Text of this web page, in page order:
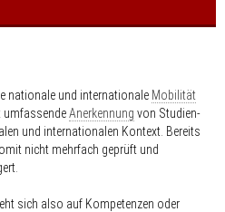
nationale und internationale Mobilität
umfassendeAnerkennung von Studien-
und internationalen Kontext. Bereits
nicht mehrfach geprüft und
sich also auf Kompetenzen oder